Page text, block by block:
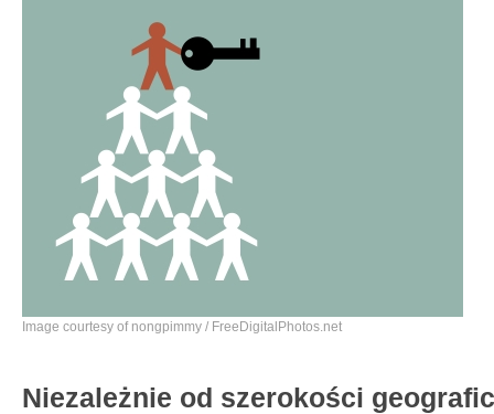
Image courtesy of nongpimmy / FreeDigitalPhotos.net
Niezależnie od szerokości